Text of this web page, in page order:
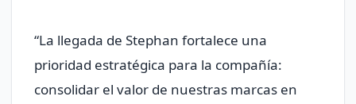
“La llegada de Stephan fortalece una
prioridad estratégica para la compañía:
consolidar el valor de nuestras marcas en